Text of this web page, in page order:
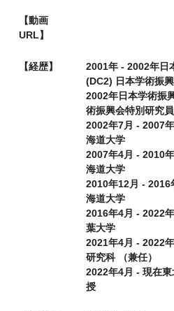
【動画
URL】
【経歴】
2001年 - 2002年日
(DC2) 日本学術振
2002年日本学術振
術振興会特別研究員
2002年7月 - 2007
海道大学
2007年4月 - 2010
海道大学
2010年12月 - 2016
海道大学
2016年4月 - 2022
葉大学
2021年4月 - 2022
研究科 （兼任）
2022年4月 - 現在
授